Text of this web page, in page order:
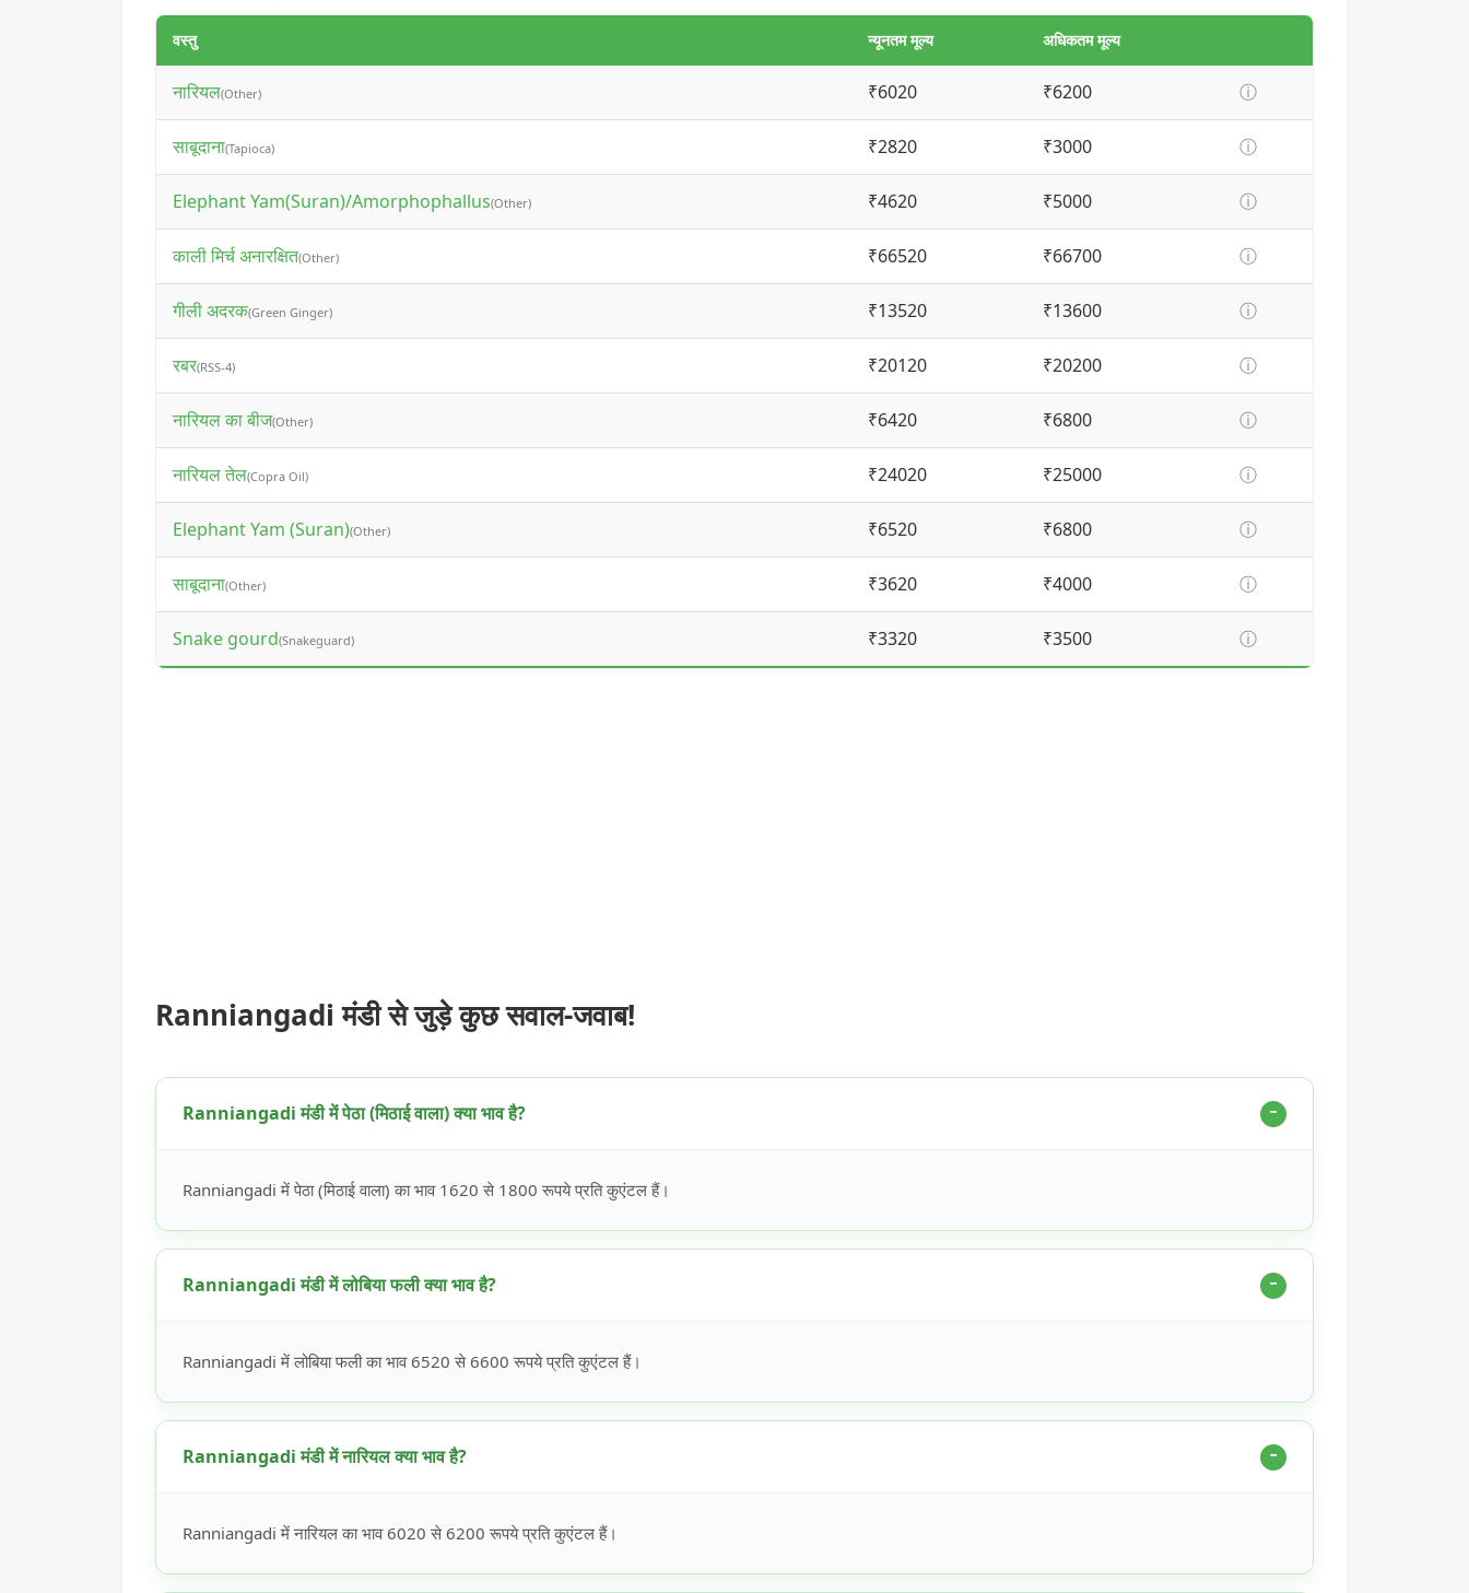
वस्तु न्यूनतम मूल्य अधिकतम मूल्य
नारियल(Other) ₹6020 ₹6200 ⓘ
साबूदाना(Tapioca) ₹2820 ₹3000 ⓘ
Elephant Yam(Suran)/Amorphophallus(Other) ₹4620 ₹5000 ⓘ
काली मिर्च अनारक्षित(Other) ₹66520 ₹66700 ⓘ
गीली अदरक(Green Ginger) ₹13520 ₹13600 ⓘ
रबर(RSS-4) ₹20120 ₹20200 ⓘ
नारियल का बीज(Other) ₹6420 ₹6800 ⓘ
नारियल तेल(Copra Oil) ₹24020 ₹25000 ⓘ
Elephant Yam (Suran)(Other) ₹6520 ₹6800 ⓘ
साबूदाना(Other) ₹3620 ₹4000 ⓘ
Snake gourd(Snakeguard) ₹3320 ₹3500 ⓘ
Ranniangadi मंडी से जुड़े कुछ सवाल-जवाब!
Ranniangadi मंडी में पेठा (मिठाई वाला) क्या भाव है?
Ranniangadi में पेठा (मिठाई वाला) का भाव 1620 से 1800 रूपये प्रति कुएंटल हैं।
Ranniangadi मंडी में लोबिया फली क्या भाव है?
Ranniangadi में लोबिया फली का भाव 6520 से 6600 रूपये प्रति कुएंटल हैं।
Ranniangadi मंडी में नारियल क्या भाव है?
Ranniangadi में नारियल का भाव 6020 से 6200 रूपये प्रति कुएंटल हैं।